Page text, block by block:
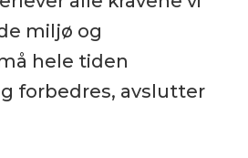
miljø og
hele tiden
forbedres, avslutter